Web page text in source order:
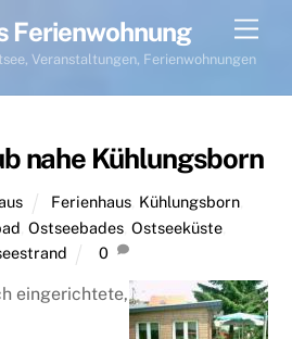
Ferienwohnung
Veranstaltungen, Ferienwohnungen
nahe Kühlungsborn
Ferienhaus, Kühlungsborn,
Ostseebades Ostseeküste
0
eingerichtete,